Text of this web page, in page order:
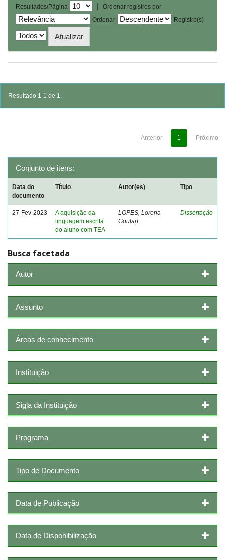
Resultados/Página |
Ordenar registros por
Ordenar
Registro(s)
Resultado 1-1 de 1.
Anterior 1 Próximo
Conjunto de itens:
Data do
documento
Título Autor(es) Tipo
27-Fev-2023
A aquisição da
linguagem escrita
do aluno com TEA
LOPES, Lorena
Goulart
Dissertação
Busca facetada
Autor
Assunto
Áreas de conhecimento
Instituição
Sigla da Instituição
Programa
Tipo de Documento
Data de Publicação
Data de Disponibilização